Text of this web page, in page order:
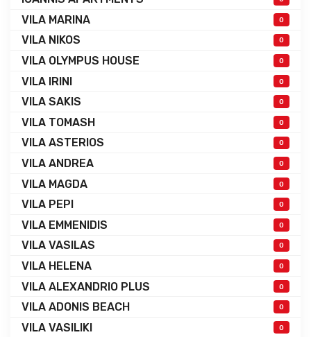
VILA MARINA 0
VILA NIKOS 0
VILA OLYMPUS HOUSE 0
VILA IRINI 0
VILA SAKIS 0
VILA TOMASH 0
VILA ASTERIOS 0
VILA ANDREA 0
VILA MAGDA 0
VILA PEPI 0
VILA EMMENIDIS 0
VILA VASILAS 0
VILA HELENA 0
VILA ALEXANDRIO PLUS 0
VILA ADONIS BEACH 0
VILA VASILIKI 0